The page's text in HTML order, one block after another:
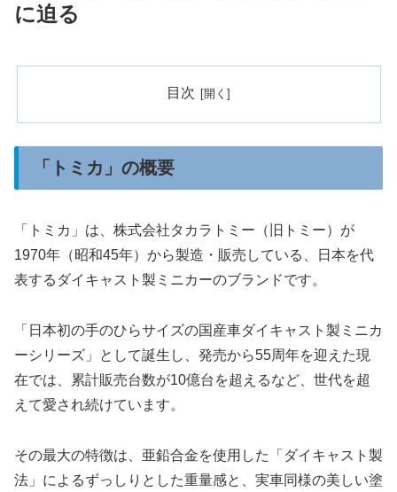
に迫る
目次
「トミカ」の概要
「トミカ」は、株式会社タカラトミー（旧トミー）が
1970年（昭和45年）から製造・販売している、日本を代
表するダイキャスト製ミニカーのブランドです。
「日本初の手のひらサイズの国産車ダイキャスト製ミニカ
ーシリーズ」として誕生し、発売から55周年を迎えた現
在では、累計販売台数が10億台を超えるなど、世代を超
えて愛され続けています。
その最大の特徴は、亜鉛合金を使用した「ダイキャスト製
法」によるずっしりとした重量感と、実車同様の美しい塗